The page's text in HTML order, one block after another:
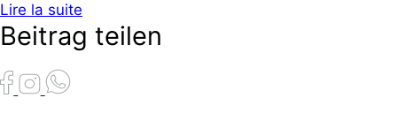
Lire la suite
Beitrag teilen